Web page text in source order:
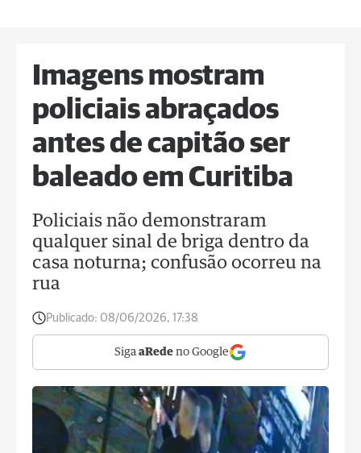
Imagens mostram
policiais abraçados
antes de capitão ser
baleado em Curitiba
Policiais não demonstraram
qualquer sinal de briga dentro da
casa noturna; confusão ocorreu na
rua
Publicado: 08/06/2026, 17:38
Siga aRede no Google